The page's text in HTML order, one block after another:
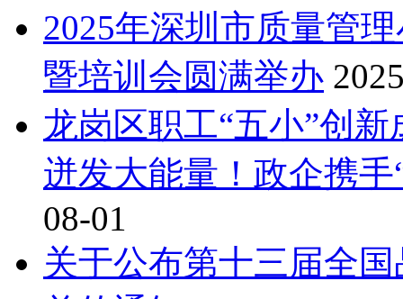
2025年深圳市质量管
暨培训会圆满举办
龙岗区职工“五小”创
迸发大能量！政企携
08-01
关于公布第十三届全